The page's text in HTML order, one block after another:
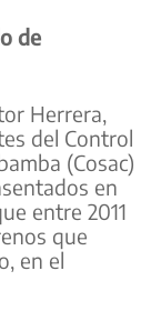
de
Herrera,
del Control
(Cosac)
en
entre 2011
que
en el